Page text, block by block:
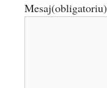
Mesaj(obligatoriu)